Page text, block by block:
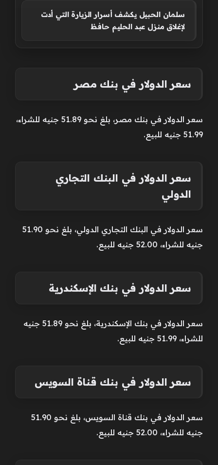
سلمان الحبيل يكشف أسرار الزيارة التي أدت
لإغلاق منزل عبد الحليم حافظ
سعر الدولار في بنك مصر
سعر الدولار في بنك مصر، بلغ نحو 51.89 جنيه للشراء،
51.99 جنيه للبيع.
سعر الدولار في البنك التجاري
الدولي
سعر الدولار في البنك التجاري الدولي، بلغ نحو 51.90
جنيه للشراء، 52.00 جنيه للبيع.
سعر الدولار في بنك الإسكندرية
سعر الدولار في بنك الإسكندرية، بلغ نحو 51.89 جنيه
للشراء، 51.99 جنيه للبيع.
سعر الدولار في بنك قناة السويس
سعر الدولار في بنك قناة السويس، بلغ نحو 51.90
جنيه للشراء، 52.00 جنيه للبيع.